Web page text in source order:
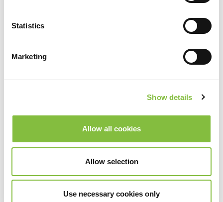
Statistics
Marketing
Show details
Allow all cookies
Allow selection
Use necessary cookies only
website
owner.
_hjSession_#
Collects
visits to
visits,
on the